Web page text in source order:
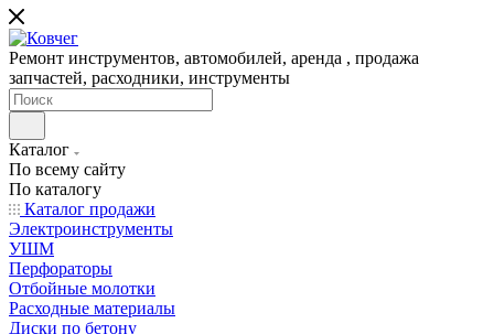
Ремонт инструментов, автомобилей, аренда , продажа
запчастей, расходники, инструменты
Каталог
По всему сайту
По каталогу
Каталог продажи
Электроинструменты
УШМ
Перфораторы
Отбойные молотки
Расходные материалы
Диски по бетону